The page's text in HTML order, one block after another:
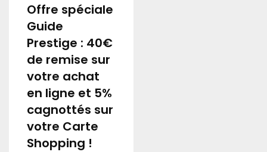
Offre spéciale
Guide
Prestige : 40€
de remise sur
votre achat
en ligne et 5%
cagnottés sur
votre Carte
Shopping !